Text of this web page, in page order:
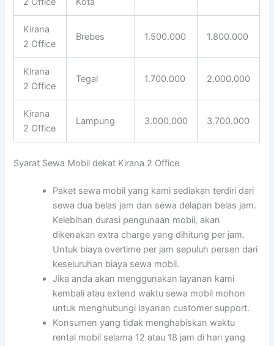
Kirana
2 Office
Brebes 1.500.000 1.800.000
Kirana
2 Office
Tegal 1.700.000 2.000.000
Kirana
2 Office
Lampung 3.000.000 3.700.000
Syarat Sewa Mobil dekat Kirana 2 Office
Paket sewa mobil yang kami sediakan terdiri dari
sewa dua belas jam dan sewa delapan belas jam.
Kelebihan durasi pengunaan mobil, akan
dikenakan extra charge yang dihitung per jam.
Untuk biaya overtime per jam sepuluh persen dari
keseluruhan biaya sewa mobil.
Jika anda akan menggunakan layanan kami
kembali atau extend waktu sewa mobil mohon
untuk menghubungi layanan customer support.
Konsumen yang tidak menghabiskan waktu
rental mobil selama 12 atau 18 jam di hari yang